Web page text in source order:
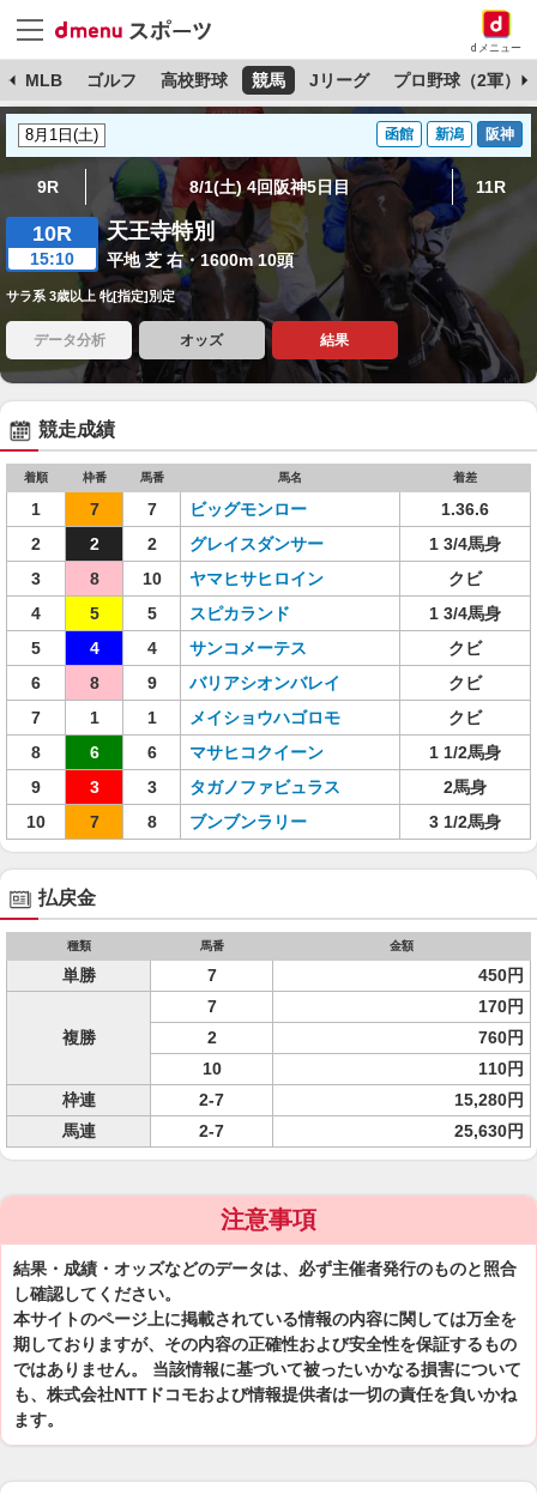
dメニュー
MLB ゴルフ 高校野球 競馬 Jリーグ プロ野球（2軍）
函館 新潟 阪神
9R 8/1(土) 4回阪神5日目 11R
10R
15:10
天王寺特別
平地 芝 右・1600m 10頭
サラ系 3歳以上 牝[指定]別定
データ分析 オッズ 結果
競走成績
着順 枠番 馬番 馬名 着差
1 7 7 ビッグモンロー
1.36.6
2
2 2 グレイスダンサー
1 3/4馬身
3
8 10 ヤマヒサヒロイン
クビ
4
5 5 スピカランド
1 3/4馬身
5
4 4 サンコメーテス
クビ
6
8 9 バリアシオンバレイ
クビ
7
1 1 メイショウハゴロモ
クビ
8
6 6 マサヒコクイーン
1 1/2馬身
9
3 3 タガノファビュラス
2馬身
10
7 8 ブンブンラリー 3 1/2馬身
払戻金
種類 馬番 金額
単勝 7 450円
複勝
7
170円
2
760円
10
110円
枠連
2-7
15,280円
馬連
2-7 25,630円
注意事項
結果・成績・オッズなどのデータは、必ず主催者発行のものと照合
し確認してください。
本サイトのページ上に掲載されている情報の内容に関しては万全を
期しておりますが、その内容の正確性および安全性を保証するもの
ではありません。 当該情報に基づいて被ったいかなる損害について
も、株式会社NTTドコモおよび情報提供者は一切の責任を負いかね
ます。